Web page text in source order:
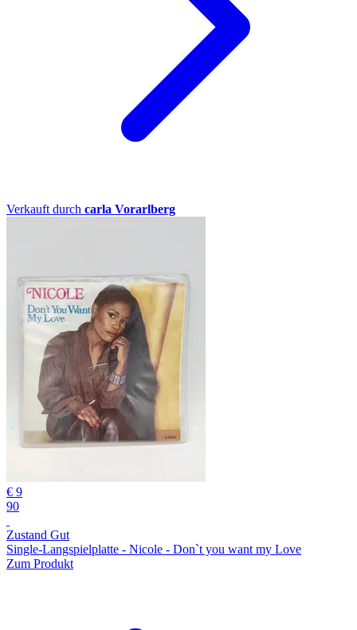
Verkauft durch carla Vorarlberg
€ 9
90
Zustand Gut
Single-Langspielplatte - Nicole - Don`t you want my Love
Zum Produkt